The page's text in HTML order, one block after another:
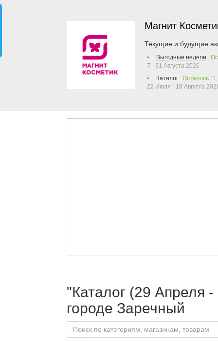
Магнит
Текущие и будущие
Выгодные недели
7 - 31 Августа 2026
Каталог
Осталось 11
22 Июля - 18 Августа
"Каталог (29 Апреля
городе Заречный